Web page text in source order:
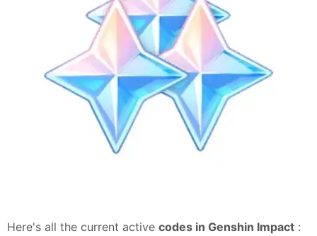
Here's all the current active codes in Genshin Impact :